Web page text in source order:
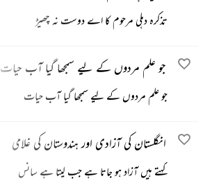
تذکرہ دہلی مرحوم کا اے دوست نہ چھیڑ
جو علم مردوں کے لیے سمجھا گیا آب حیات
جو علم مردوں کے لیے سمجھا گیا آب حیات
انگلستان کی آزادی اور ہندوستان کی غلامی
کہتے ہیں آزاد ہو جاتا ہے جب لیتا ہے سانس